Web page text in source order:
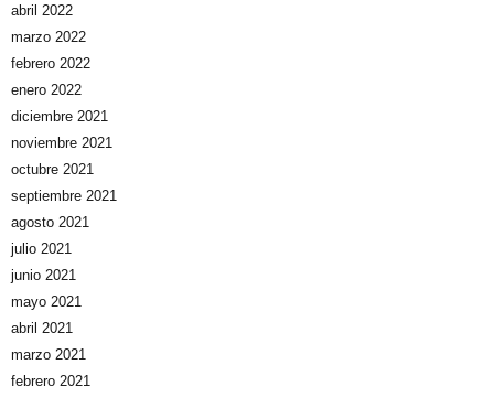
abril 2022
marzo 2022
febrero 2022
enero 2022
diciembre 2021
noviembre 2021
octubre 2021
septiembre 2021
agosto 2021
julio 2021
junio 2021
mayo 2021
abril 2021
marzo 2021
febrero 2021